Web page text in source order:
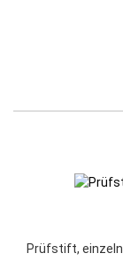
Prüfstift,